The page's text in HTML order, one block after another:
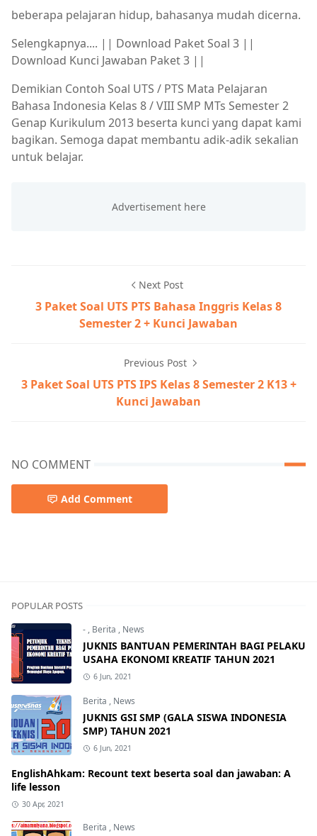
beberapa pelajaran hidup, bahasanya mudah dicerna.
Selengkapnya.... || Download Paket Soal 3 ||
Download Kunci Jawaban Paket 3 ||
Demikian Contoh Soal UTS / PTS Mata Pelajaran
Bahasa Indonesia Kelas 8 / VIII SMP MTs Semester 2
Genap Kurikulum 2013 beserta kunci yang dapat kami
bagikan. Semoga dapat membantu adik-adik sekalian
untuk belajar.
Next Post
3 Paket Soal UTS PTS Bahasa Inggris Kelas 8
Semester 2 + Kunci Jawaban
Previous Post
3 Paket Soal UTS PTS IPS Kelas 8 Semester 2 K13 +
Kunci Jawaban
NO COMMENT
Add Comment
POPULAR POSTS
- , Berita , News
JUKNIS BANTUAN PEMERINTAH BAGI PELAKU
USAHA EKONOMI KREATIF TAHUN 2021
6 Jun, 2021
Berita , News
JUKNIS GSI SMP (GALA SISWA INDONESIA
SMP) TAHUN 2021
6 Jun, 2021
EnglishAhkam: Recount text beserta soal dan jawaban: A
life lesson
30 Apr, 2021
Berita , News